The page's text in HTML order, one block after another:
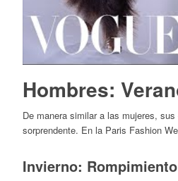
Hombres:
De manera similar a las mujeres,
sorprendente. En la Paris Fashion
Invierno: